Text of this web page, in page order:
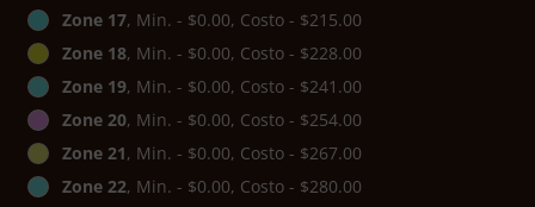
Zone 17, Min. - $0.00, Costo - $215.00
Zone 18, Min. - $0.00, Costo - $228.00
Zone 19, Min. - $0.00, Costo - $241.00
Zone 20, Min. - $0.00, Costo - $254.00
Zone 21, Min. - $0.00, Costo - $267.00
Zone 22, Min. - $0.00, Costo - $280.00